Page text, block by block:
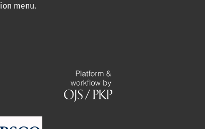
menu.